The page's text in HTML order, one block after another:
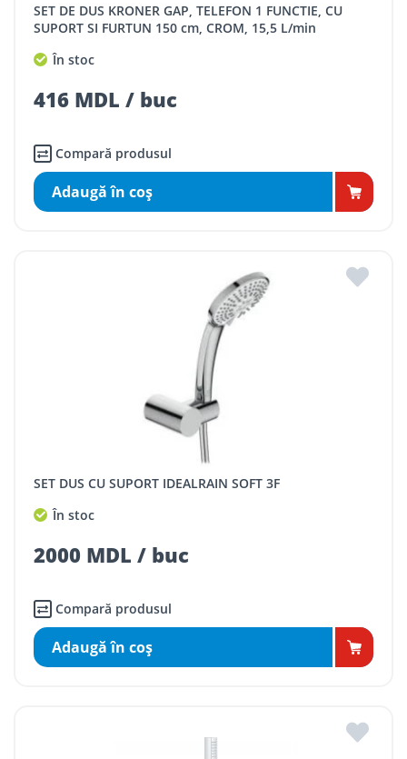
SET DE DUS KRONER GAP, TELEFON 1 FUNCTIE, CU
SUPORT SI FURTUN 150 cm, CROM, 15,5 L/min
În stoc
416 MDL / buc
Compară produsul
Adaugă în coş
SET DUS CU SUPORT IDEALRAIN SOFT 3F
În stoc
2000 MDL / buc
Compară produsul
Adaugă în coş